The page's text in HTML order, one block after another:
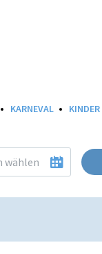
KARNEVAL KINDER